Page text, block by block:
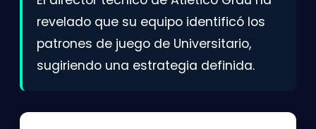
revelado que su equipo identificó los
patrones de juego de Universitario,
sugiriendo una estrategia definida.